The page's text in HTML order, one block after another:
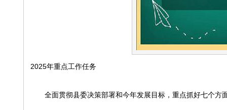
2025年重点工作任务
全面贯彻县委决策部署和今年发展目标，重点抓好七个方